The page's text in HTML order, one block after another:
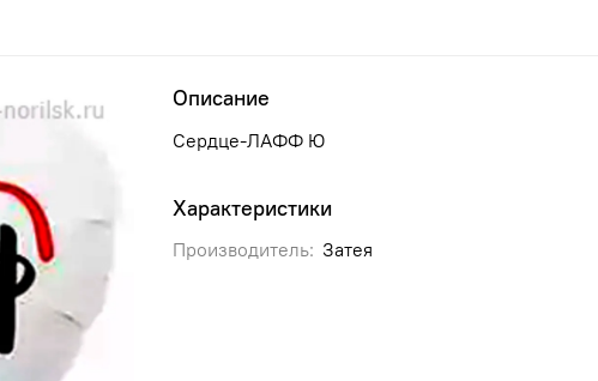
Характеристики
Производитель: Затея
Описание
Сердце-ЛАФФ Ю